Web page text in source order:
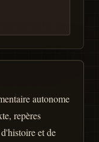
autonome
repères
et de